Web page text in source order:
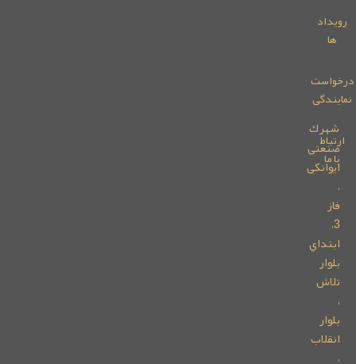
شهرك
صنعتی
ایوانكی
فاز
ابتداي
بلوار
تلاش
بلوار
انقلاب
رویداد
ها
ارتباط
با ما